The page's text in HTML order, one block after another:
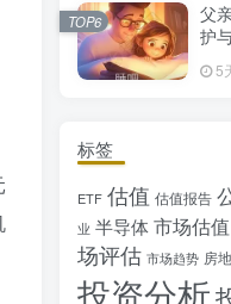
父
护
荐 5
TOP6
标签
ETF 估值 估值报告
业 半导体市场估值
场评估 市场趋势 房
投资分析